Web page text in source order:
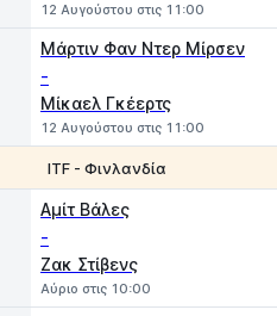
12 Αυγούστου στις 11:00
Μάρτιν Φαν Ντερ Μίρσεν
-
Μίκαελ Γκέερτς
12 Αυγούστου στις 11:00
ITF - Φινλανδία
Αμίτ Βάλες
-
Ζακ Στίβενς
Αύριο στις 10:00